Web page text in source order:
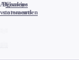
Algemene
voorwaarden
Privacy
statements
Cookies